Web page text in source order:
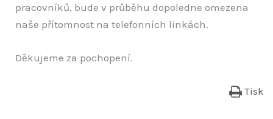
pracovníků, bude v průběhu dopoledne omezena
naše přítomnost na telefonních linkách.
Děkujeme za pochopení.
Tisk